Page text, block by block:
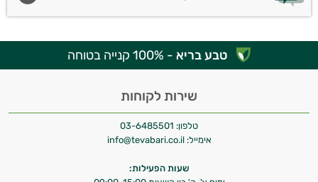
טבע בריא - 100% קנייה בטוחה
שירות לקוחות
טלפון: 03-6485501
אימייל: info@tevabari.co.il
שעות הפעילות: